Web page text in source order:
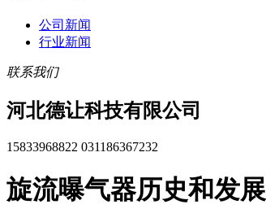
公司新闻
行业新闻
联系我们
河北德让科技有限公司
15833968822 031186367232
旋流曝气器历史和发展